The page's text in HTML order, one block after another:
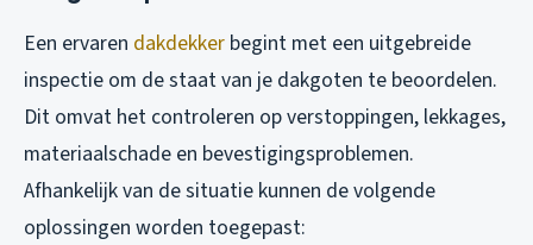
Een ervaren dakdekker begint met een uitgebreide
inspectie om de staat van je dakgoten te beoordelen.
Dit omvat het controleren op verstoppingen, lekkages,
materiaalschade en bevestigingsproblemen.
Afhankelijk van de situatie kunnen de volgende
oplossingen worden toegepast: